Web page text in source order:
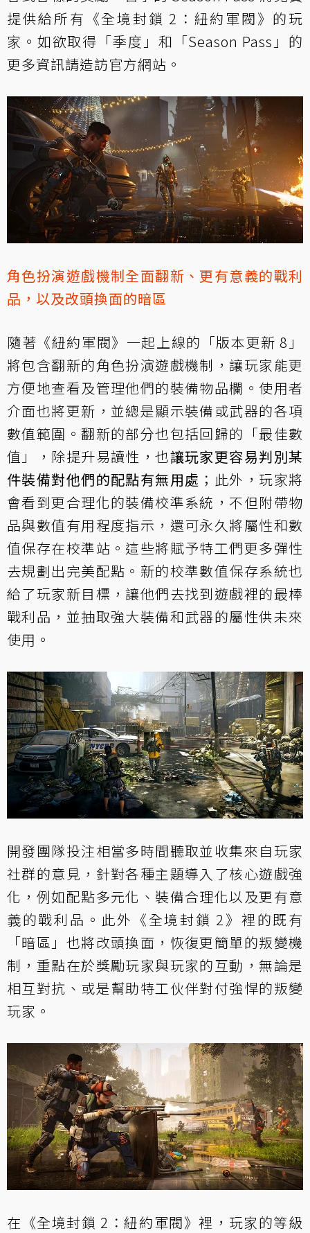
提供給所有《全境封鎖 2：紐約軍閥》的玩
家。如欲取得「季度」和「Season Pass」的
更多資訊請造訪官方網站 。
角色扮演遊戲機制全面翻新、更有意義的戰利
品，以及改頭換面的暗區
隨著《紐約軍閥》一起上線的「版本更新 8」
將包含翻新的角色扮演遊戲機制，讓玩家能更
方便地查看及管理他們的裝備物品欄。使用者
介面也將更新，並總是顯示裝備或武器的各項
數值範圍。翻新的部分也包括回歸的「最佳數
值」，除提升易讀性，也讓玩家更容易判別某
件裝備對他們的配點有無用處 ；此外，玩家將
會看到更合理化的裝備校準系統，不但附帶物
品與數值有用程度指示，還可永久將屬性和數
值保存在校準站。這些將賦予特工們更多彈性
去規劃出完美配點。新的校準數值保存系統也
給了玩家新目標，讓他們去找到遊戲裡的最棒
戰利品，並抽取強大裝備和武器的屬性供未來
使用。
開發團隊投注相當多時間聽取並收集來自玩家
社群的意見，針對各種主題導入了核心遊戲強
化，例如配點多元化、裝備合理化以及更有意
義的戰利品。此外《全境封鎖 2》裡的既有
「暗區」也將改頭換面，恢復更簡單的叛變機
制，重點在於獎勵玩家與玩家的互動，無論是
相互對抗、或是幫助特工伙伴對付強悍的叛變
玩家。
在《全境封鎖 2：紐約軍閥》裡，玩家的等級